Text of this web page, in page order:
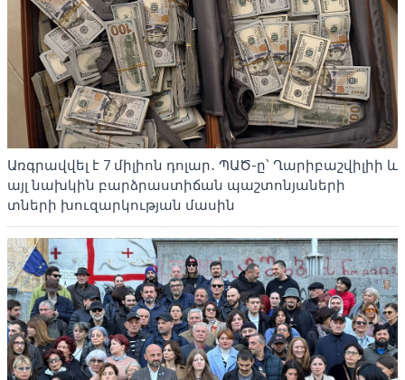
Առգրավվել է 7 միլիոն դոլար․ ՊԱԾ-ը՝ Ղարիբաշվիլիի և
այլ նախկին բարձրաստիճան պաշտոնյաների
տների խուզարկության մասին